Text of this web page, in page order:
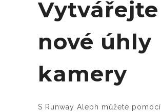
Vytvářejte
nové úhly
kamery
S Runway Aleph můžete pomocí